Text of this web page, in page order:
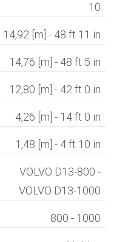
10
14,92 [m] - 48 ft 11 in
14,76 [m] - 48 ft 5 in
12,80 [m] - 42 ft 0 in
4,26 [m] - 14 ft 0 in
1,48 [m] - 4 ft 10 in
VOLVO D13-800 -
VOLVO D13-1000
800 - 1000